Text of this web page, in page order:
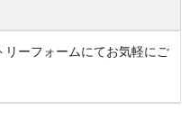
ーフォームにてお気軽にご